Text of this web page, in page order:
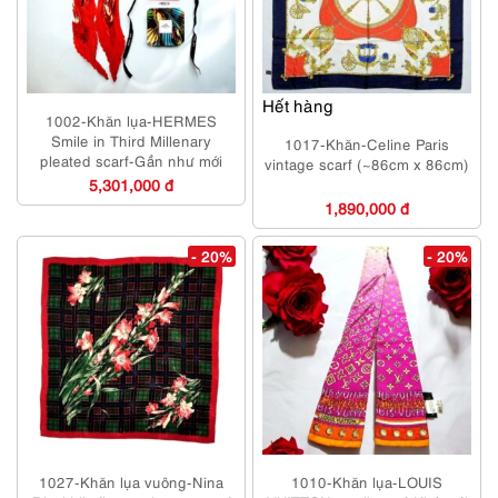
1002-Khăn lụa-HERMES
Smile in Third Millenary
pleated scarf-Gần như mới
5,301,000 đ
Hết hàng
1017-Khăn-Celine Paris
vintage scarf (~86cm x 86cm)
1,890,000 đ
- 20%
1027-Khăn lụa vuông-Nina
- 20%
1010-Khăn lụa-LOUIS